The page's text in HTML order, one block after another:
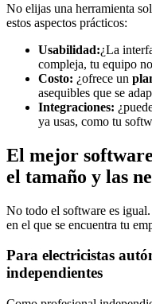
No elijas una herramienta
estos aspectos prácticos:
Usabilidad:¿La
compleja, tu equipo
Costo: ¿ofrece un
asequibles que se
Integraciones:
ya usas, como tu
El mejor
el tamaño y las
No todo el software es
en el que se encuentra tu
Para electricistas
independientes